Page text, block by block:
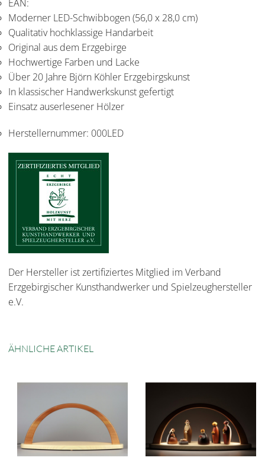
EAN:
Moderner LED-Schwibbogen (56,0 x 28,0 cm)
Qualitativ hochklassige Handarbeit
Original aus dem Erzgebirge
Hochwertige Farben und Lacke
Über 20 Jahre Björn Köhler Erzgebirgskunst
In klassischer Handwerkskunst gefertigt
Einsatz auserlesener Hölzer
Herstellernummer: 000LED
Der Hersteller ist zertifiziertes Mitglied im Verband
Erzgebirgischer Kunsthandwerker und Spielzeughersteller
e.V.
ÄHNLICHE ARTIKEL